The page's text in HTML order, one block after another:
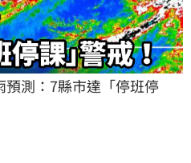
預測：7縣市達「停班停